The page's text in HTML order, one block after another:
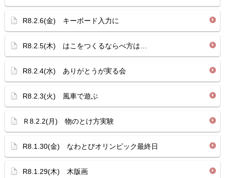
R8.2.6(金) キーボード入力に
R8.2.5(木) はこをつくるならべ方は…
R8.2.4(水) ありがとうが実る会
R8.2.3(火) 風車で遊ぶ
Ｒ8.2.2(月) 物のとけ方実験
R8.1.30(金) なわとびオリンピック最終日
R8.1.29(木) 木版画